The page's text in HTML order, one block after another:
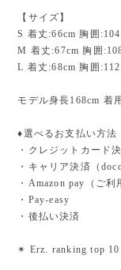
【サイズ】
S 着丈:66cm 胸囲
M 着丈:67cm 胸囲
L 着丈:68cm 胸囲
モデル身長168cm 着
♦︎選べるお支払い方法
・クレジットカード
・キャリア決済（
・Amazon pay（ご利
・Pay-easy
・後払い決済
✴︎ Erz. ranking top